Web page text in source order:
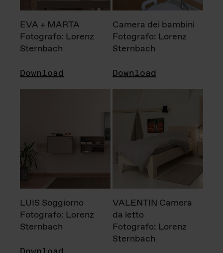
EVA + MARTA
Fotografo: Lorenz
Sternbach
Download
Camera dei bambini
Fotografo: Lorenz
Sternbach
Download
LUIS Soggiorno
Fotografo: Lorenz
Sternbach
VALENTIN Camera
da letto
Fotografo: Lorenz
Sternbach